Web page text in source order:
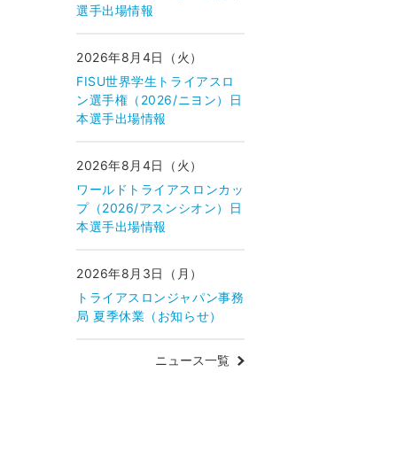
選手出場情報
2026年8月4日（火）
FISU世界学生トライアスロ
ン選手権（2026/ニヨン）日
本選手出場情報
2026年8月4日（火）
ワールドトライアスロンカッ
プ（2026/アスンシオン）日
本選手出場情報
2026年8月3日（月）
トライアスロンジャパン事務
局 夏季休業（お知らせ）
ニュース一覧